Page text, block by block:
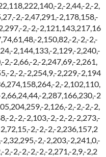
2,-2,44,-2,-2,
2,-2,47,291,-2,178,158,-
2,-2,-2,121,143,217,16
2,150,82,-2,-2,-2,-
2,144,133,-2,129,-2,240,-
2,-2,66,-2,-2,247,69,-2,261,
2,-2,-2,254,9,-2,229,-2,194
2,-2,102,110,
2,287,166,230,-2
2,126,-2,-2,-2,-2,
2,-2,-2,103,-2,-2,-2,-2,273,-
2,-2,-2,-2,236,157,2
2,-2,203,-2,241,0,-
2,-2,-2,-2,-2,-2,271,-2,9,-2,2